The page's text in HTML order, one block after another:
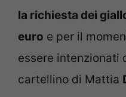
la richiesta dei
euro e per il
essere intenzionati
cartellino di Mattia